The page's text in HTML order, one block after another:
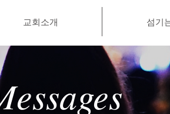
교회소개 섬기